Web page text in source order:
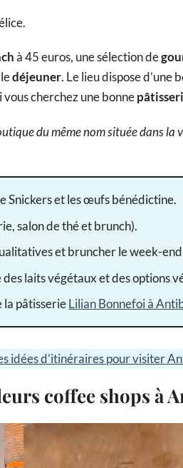
à 45 euros, une sélection de
déjeuner. Le lieu dispose d’une
vous cherchez une bonne
du même nom située dans la
Snickers et les œufs bénédictine.
salon de thé et brunch).
et bruncher le week-
des laits végétaux et des options
la pâtisserieLilian Bonnefoi à
idées d’itinéraires pour visiter
coffee shops à